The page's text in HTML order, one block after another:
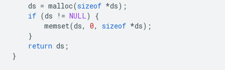
ds = malloc(sizeof *ds);
if (ds != NULL)
{
memset(ds, 0, sizeof *ds);
}
return ds ;
}